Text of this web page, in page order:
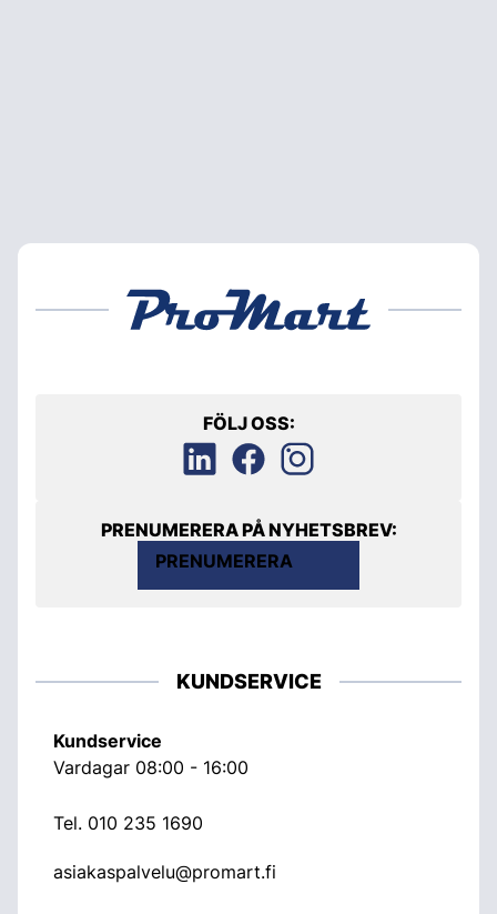
FÖLJ OSS:
PRENUMERERA PÅ NYHETSBREV:
PRENUMERERA
KUNDSERVICE
Kundservice
Vardagar 08:00 - 16:00
Tel. 010 235 1690
asiakaspalvelu@promart.fi